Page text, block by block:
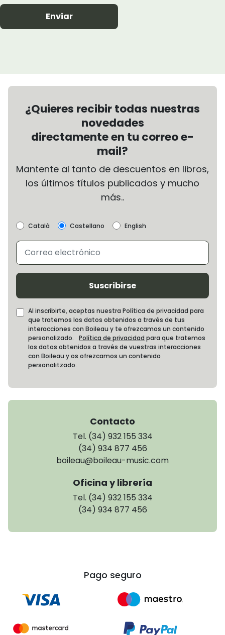
Enviar
¿Quieres recibir todas nuestras
novedades
directamente en tu correo e-
mail?
Mantente al tanto de descuentos en libros,
los últimos títulos publicados y mucho
más..
Català Castellano English
Suscribirse
Al inscribirte, aceptas nuestra Política de privacidad para
que tratemos los datos obtenidos a través de tus
interacciones con Boileau y te ofrezcamos un contenido
personalizado. Política de privacidad para que tratemos
los datos obtenidos a través de vuestras interacciones
con Boileau y os ofrezcamos un contenido
personalitzado.
Contacto
Tel. (34) 932 155 334
(34) 934 877 456
boileau@boileau-music.com
Oficina y librería
Tel. (34) 932 155 334
(34) 934 877 456
Pago seguro